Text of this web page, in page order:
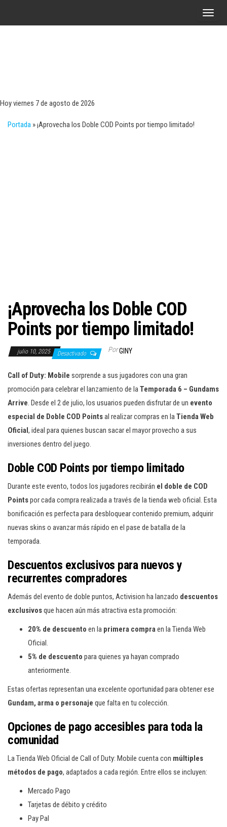
A
Hoy viernes 7 de agosto de 2026
Portada »¡Aprovecha los Doble COD Points por tiempo limitado!
¡Aprovecha los Doble COD
Points por tiempo limitado!
julio 10, 2025 Desactivado PorGINY
Call of Duty: Mobile sorprende a sus jugadores con una gran
promoción para celebrar el lanzamiento de laTemporada 6 – Gundams
Arrive. Desde el 2 de julio, los usuarios pueden disfrutar de un evento
especial de Doble COD Pointsal realizar compras en laTienda Web
Oficial, ideal para quienes buscan sacar el mayor provecho a sus
inversiones dentro del juego.
Doble COD Points por tiempo limitado
Durante este evento, todos los jugadores recibirán el doble de COD
Pointspor cada compra realizada a través de la tienda web oficial. Esta
bonificación es perfecta para desbloquear contenido premium, adquirir
nuevas skins o avanzar más rápido en el pase de batalla de la
temporada.
Descuentos exclusivos para nuevos y
recurrentes compradores
Además del evento de doble puntos, Activision ha lanzado descuentos
exclusivosque hacen aún más atractiva esta promoción:
20% de descuento en la primera compraen la Tienda Web
Oficial.
5% de descuento para quienes ya hayan comprado
anteriormente.
Estas ofertas representan una excelente oportunidad para obtener ese
Gundam, arma o personaje que falta en tu colección.
Opciones de pago accesibles para toda la
comunidad
La Tienda Web Oficial de Call of Duty: Mobile cuenta con múltiples
métodos de pago, adaptados a cada región. Entre ellos se incluyen:
Mercado Pago
Tarjetas de débito y crédito
Pay Pal